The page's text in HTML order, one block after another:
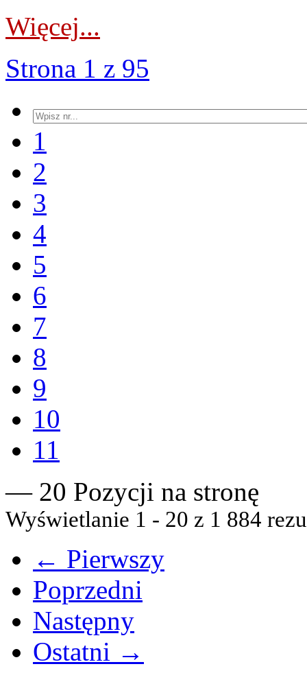
Więcej...
Strona 1 z 95
1
2
3
4
5
6
7
8
9
10
11
— 20 Pozycji na stronę
Wyświetlanie 1 - 20 z 1 884
← Pierwszy
Poprzedni
Następny
Ostatni →